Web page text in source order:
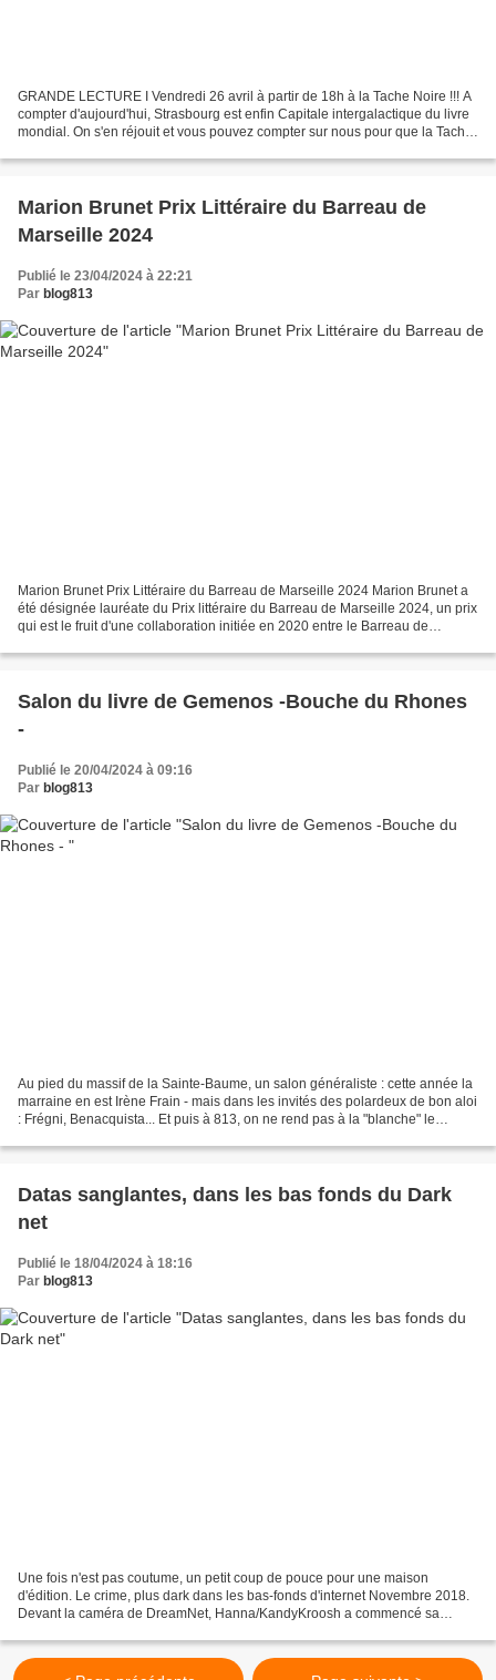
GRANDE LECTURE I Vendredi 26 avril à partir de 18h à la Tache Noire !!! A
compter d'aujourd'hui, Strasbourg est enfin Capitale intergalactique du livre
mondial. On s'en réjouit et vous pouvez compter sur nous pour que la Tache
Marion Brunet Prix Littéraire du Barreau de
Marseille 2024
Publié le 23/04/2024 à 22:21
Par blog813
Marion Brunet Prix Littéraire du Barreau de Marseille 2024 Marion Brunet a
été désignée lauréate du Prix littéraire du Barreau de Marseille 2024, un prix
qui est le fruit d'une collaboration initiée en 2020 entre le Barreau de
Salon du livre de Gemenos -Bouche du Rhones
-
Publié le 20/04/2024 à 09:16
Par blog813
Au pied du massif de la Sainte-Baume, un salon généraliste : cette année la
marraine en est Irène Frain - mais dans les invités des polardeux de bon aloi
: Frégni, Benacquista... Et puis à 813, on ne rend pas à la "blanche" le
Datas sanglantes, dans les bas fonds du Dark
net
Publié le 18/04/2024 à 18:16
Par blog813
Une fois n'est pas coutume, un petit coup de pouce pour une maison
d'édition. Le crime, plus dark dans les bas-fonds d'internet Novembre 2018.
Devant la caméra de DreamNet, Hanna/KandyKroosh a commencé sa